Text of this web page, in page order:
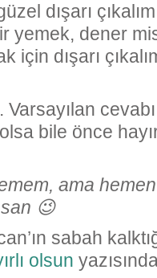
dışarı
yemek, dener
için dışarı
Varsayılan
bile önce
ama
😉
sabah
olsun